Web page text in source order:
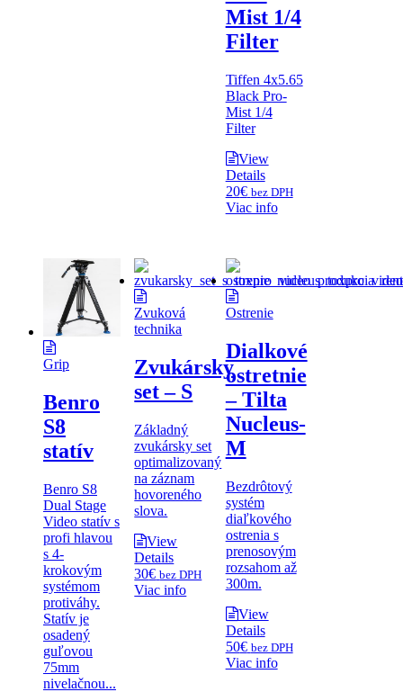
Mist 1/4
Filter
Tiffen 4x5.65
Black Pro-
Mist 1/4
Filter
View
Details
20€ bez DPH
Viac info
Grip
Benro
S8
statív
Benro S8
Dual Stage
Video statív s
profi hlavou
s 4-
krokovým
systémom
protiváhy.
Statív je
osadený
guľovou
75mm
nivelačnou...
Zvuková
technika
Zvukársky
set – S
Základný
zvukársky set
optimalizovaný
na záznam
hovoreného
slova.
View
Details
30€ bez DPH
Viac info
Ostrenie
Dialkové
ostretnie
– Tilta
Nucleus-
M
Bezdrôtový
systém
diaľkového
ostrenia s
prenosovým
rozsahom až
300m.
View
Details
50€ bez DPH
Viac info